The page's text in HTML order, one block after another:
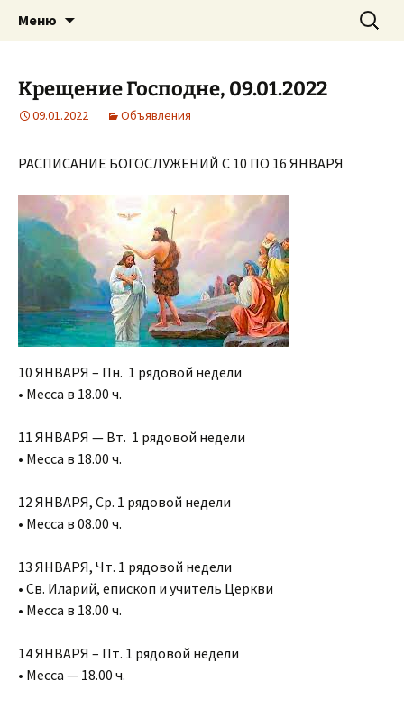
Римско-католическая
церковь в Саратове
Приход святого Климента
Меню Найти:
Крещение Господне, 09.01.2022
09.01.2022 Объявления
РАСПИСАНИЕ БОГОСЛУЖЕНИЙ С 10 ПО 16 ЯНВАРЯ
10 ЯНВАРЯ – Пн. 1 рядовой недели
• Месса в 18.00 ч.
11 ЯНВАРЯ — Вт. 1 рядовой недели
• Месса в 18.00 ч.
12 ЯНВАРЯ, Ср. 1 рядовой недели
• Месса в 08.00 ч.
13 ЯНВАРЯ, Чт. 1 рядовой недели
• Св. Иларий, епископ и учитель Церкви
• Месса в 18.00 ч.
14 ЯНВАРЯ – Пт. 1 рядовой недели
• Месса — 18.00 ч.